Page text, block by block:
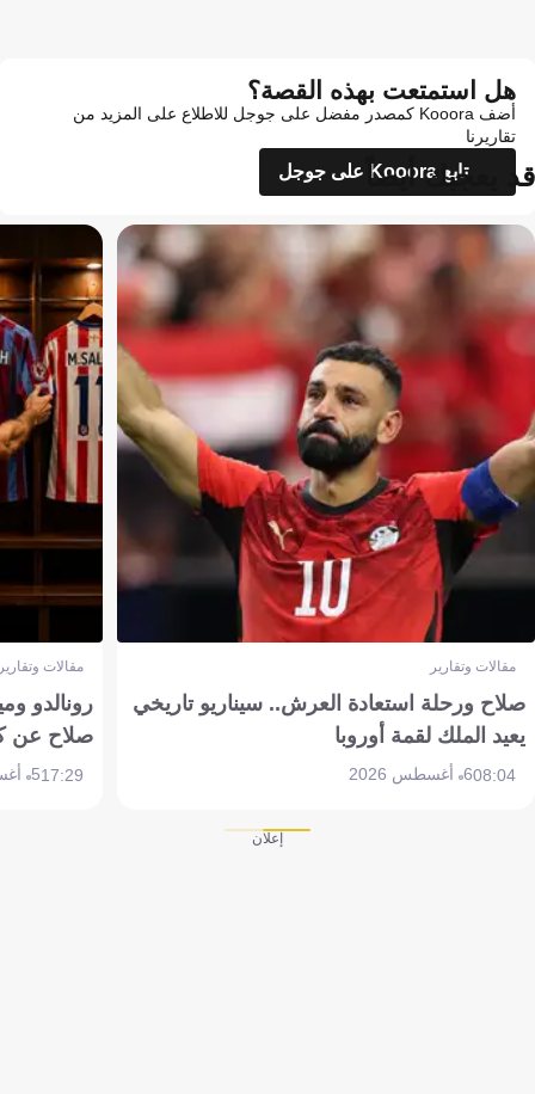
هل استمتعت بهذه القصة؟
أضف Kooora كمصدر مفضل على جوجل للاطلاع على المزيد من
تقاريرنا
تابع Kooora على جوجل
قد يعجبك أيضاً
مقالات وتقارير
صلاح ورحلة استعادة العرش.. سيناريو تاريخي
يعيد الملك لقمة أوروبا
08:046 أغسطس 2026
مقالات
رونالدو
صلاح عن
17:295 أغسطس 2026
إعلان